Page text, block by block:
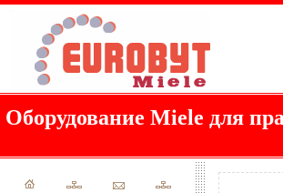
Оборудование Miele для